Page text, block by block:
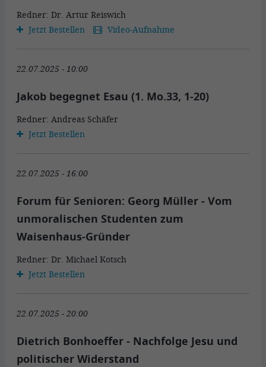
Redner: Dr. Artur Reiswich
Jetzt Bestellen
Video-Aufnahme
22.07.2025 - 10:00
Jakob begegnet Esau (1. Mo.33, 1-20)
Redner: Andreas Schäfer
Jetzt Bestellen
22.07.2025 - 16:00
Forum für Senioren: Georg Müller - Vom
unmoralischen Studenten zum
Waisenhaus-Gründer
Redner: Dr. Michael Kotsch
Jetzt Bestellen
22.07.2025 - 20:00
Dietrich Bonhoeffer - Nachfolge Jesu und
politischer Widerstand